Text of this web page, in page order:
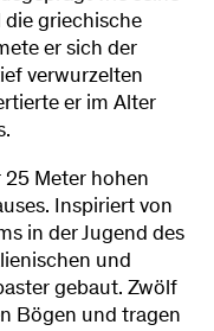
die griechische
er sich der
verwurzelten
er im Alter
25 Meter hohen
Inspiriert von
in der Jugend des
und
gebaut. Zwölf
Bögen und tragen